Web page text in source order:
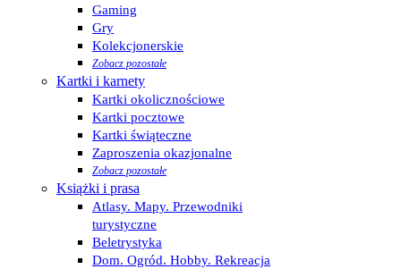
Gaming
Gry
Kolekcjonerskie
Zobacz pozostałe
Kartki i karnety
Kartki okolicznościowe
Kartki pocztowe
Kartki świąteczne
Zaproszenia okazjonalne
Zobacz pozostałe
Książki i prasa
Atlasy. Mapy. Przewodniki
turystyczne
Beletrystyka
Dom. Ogród. Hobby. Rekreacja